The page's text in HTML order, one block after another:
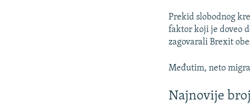
Prekid slobodnog
faktor koji je doveo
zagovarali Brexit
Međutim, neto
Najnovije